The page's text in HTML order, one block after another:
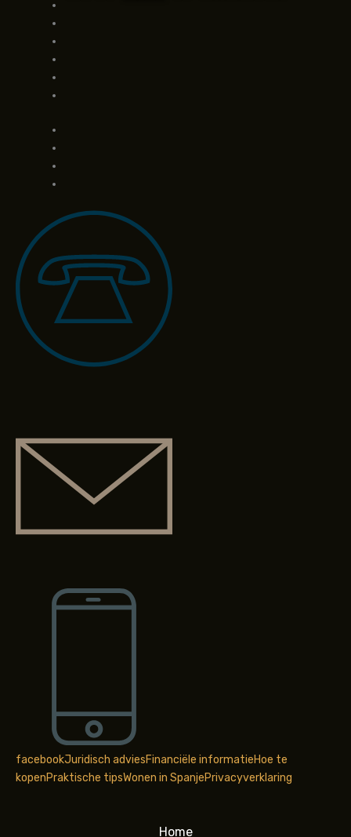
facebookJuridisch adviesFinanciële informatieHoe te
kopenPraktische tipsWonen in SpanjePrivacyverklaring
Home